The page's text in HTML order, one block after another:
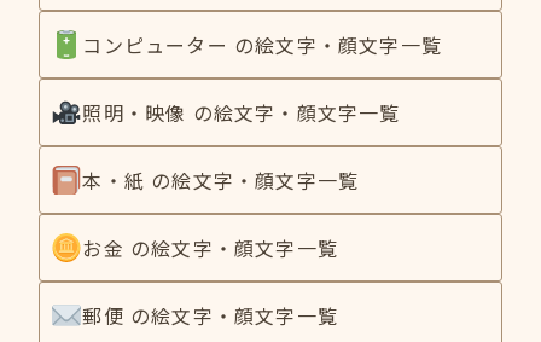
コンピューター の絵文字・顔文字一覧
照明・映像 の絵文字・顔文字一覧
本・紙 の絵文字・顔文字一覧
お金 の絵文字・顔文字一覧
郵便 の絵文字・顔文字一覧